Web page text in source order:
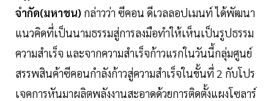
จำกัด(มหาชน) กล่าวว่า ซีคอน ดีเวลลอปเมนท์ ได้พัฒนา
แนวคิดที่เป็นนามธรรมสู่การลงมือทำให้เห็นเป็นรูปธรรม
ความสำเร็จ และจากความสำเร็จก้าวแรกในวันนี้กลุ่มศูนย์
สรรพสินค้าซีคอนกำลังก้าวสู่ความสำเร็จในขั้นที่ 2 กับโปร
เจคการหันมาผลิตพลังงานสะอาดด้วยการติดตั้งแผงโซลาร์